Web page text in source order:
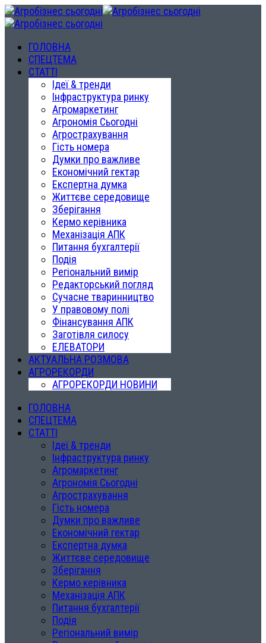
ГОЛОВНА
СПЕЦТЕМА
СТАТТІ
Ідеї & тренди
Інфраструктура ринку
Агромаркетинг
Агрономія Сьогодні
Агрострахування
Гість номера
Думки про важливе
Економічний гектар
Експертна думка
Життєве середовище
Зберігання
Кермо керівника
Механізація АПК
Питання бухгалтерії
Подія
Регіональний вимір
Редакторський погляд
Сучасне тваринництво
У правовому полі
Фінансування АПК
Заготівля силосу
ЕЛЕВАТОРИ
АКТУАЛЬНА РОЗМОВА
АГРОРЕКОРДИ
АГРОРЕКОРДИ НОВИНИ
ГОЛОВНА
СПЕЦТЕМА
СТАТТІ
Ідеї & тренди
Інфраструктура ринку
Агромаркетинг
Агрономія Сьогодні
Агрострахування
Гість номера
Думки про важливе
Економічний гектар
Експертна думка
Життєве середовище
Зберігання
Кермо керівника
Механізація АПК
Питання бухгалтерії
Подія
Регіональний вимір